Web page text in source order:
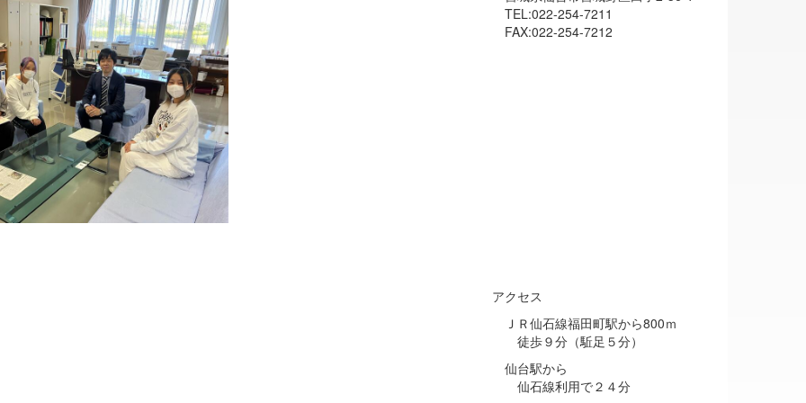
TEL:022-254-7211
FAX:022-254-7212
アクセス
ＪＲ仙石線福田町駅から800ｍ
徒歩９分（駈足５分）
仙台駅から
仙石線利用で２４分